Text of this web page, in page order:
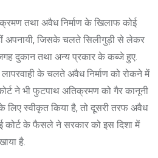
तथा अवैध निर्माण के खिलाफ कोई
अपनायी, जिसके चलते सिलीगुड़ी से लेकर
दुकान तथा अन्य प्रकार के कब्जे हुए.
के चलते अवैध निर्माण को रोकने में
ने भी फुटपाथ अतिक्रमण को गैर कानूनी
स्वीकृत किया है, तो दूसरी तरफ अवैध
कोर्ट के फैसले ने सरकार को इस दिशा में
है.